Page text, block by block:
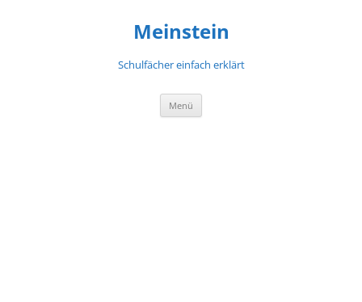
Meinstein
Schulfächer einfach erklärt
Menü